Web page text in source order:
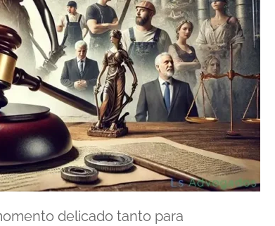
delicado tanto para